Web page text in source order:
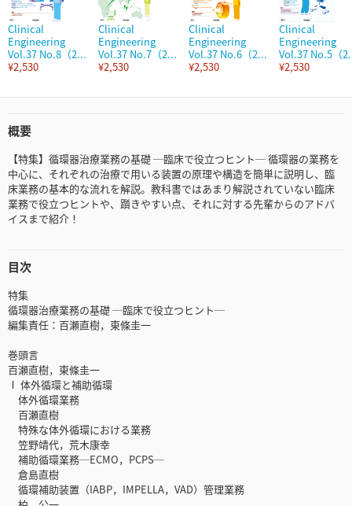
Clinical
Engineering
Vol.37 No.8（2...
¥2,530
Clinical
Engineering
Vol.37 No.7（2...
¥2,530
Clinical
Engineering
Vol.37 No.6（2...
¥2,530
Clinical
Engineering
Vol.37 No.5（
¥2,530
概要
【特集】循環器治療業務の基礎 ─臨床で役立つヒント─ 循環器の業務を
中心に、それぞれの治療で用いる装置の原理や構造を簡単に説明し、臨
床業務の基本的な流れを解説。教科書ではあまり解説されていない臨床
業務で役立つヒントや、躓きやすい点、それに対する先輩からのアドバ
イスまで紹介！
目次
特集
循環器治療業務の基礎 ─臨床で役立つヒント─
編集責任：百瀬直樹，東條圭一
巻頭言
百瀬直樹，東條圭一
Ⅰ 体外循環と補助循環
体外循環業務
百瀬直樹
特殊な体外循環における業務
笠野靖代，荒木康幸
補助循環業務─ECMO，PCPS─
倉島直樹
循環補助装置（IABP，IMPELLA，VAD）管理業務